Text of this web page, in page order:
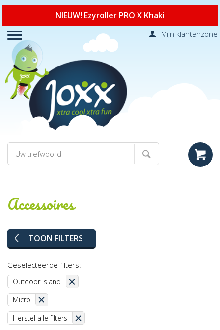
NIEUW! Ezyroller PRO X Khaki
Mijn klantenzone
Accessoires
TOON FILTERS
Geselecteerde filters:
Outdoor Island
Micro
Herstel alle filters